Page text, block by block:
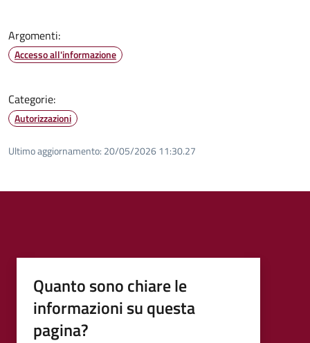
Argomenti:
Accesso all'informazione
Categorie:
Autorizzazioni
Ultimo aggiornamento: 20/05/2026 11:30.27
Quanto sono chiare le
informazioni su questa
pagina?